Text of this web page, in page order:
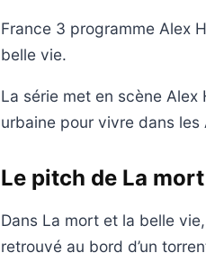
France 3 programme Alex
belle vie.
La série met en scène
urbaine pour vivre dans
Le pitch de La
Dans La mort et la belle
retrouvé au bord d’un